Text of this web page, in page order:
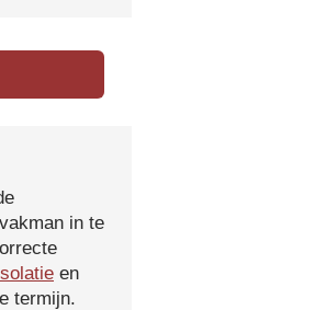
in te
en
termijn.